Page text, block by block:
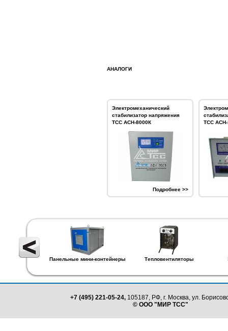
АНАЛОГИ
Электромеханический
стабилизатор напряжения
ТСС АСН-8000К
Подробнее >>
ТСС АСН-
Панельные мини-контейнеры Тепловентиляторы
+7 (495) 221-05-24, 105187, РФ, г. Москва, ул.
© ООО "МИР ТСС"